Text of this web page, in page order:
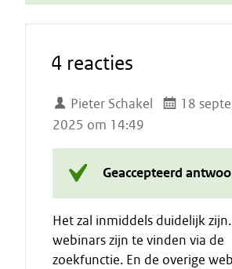
4 reacties
Pieter Schakel
18
2025 om 14:49
Geaccepteerd
Het zal inmiddels duidelijk
webinars zijn te vinden via de
zoekfunctie. En de overige